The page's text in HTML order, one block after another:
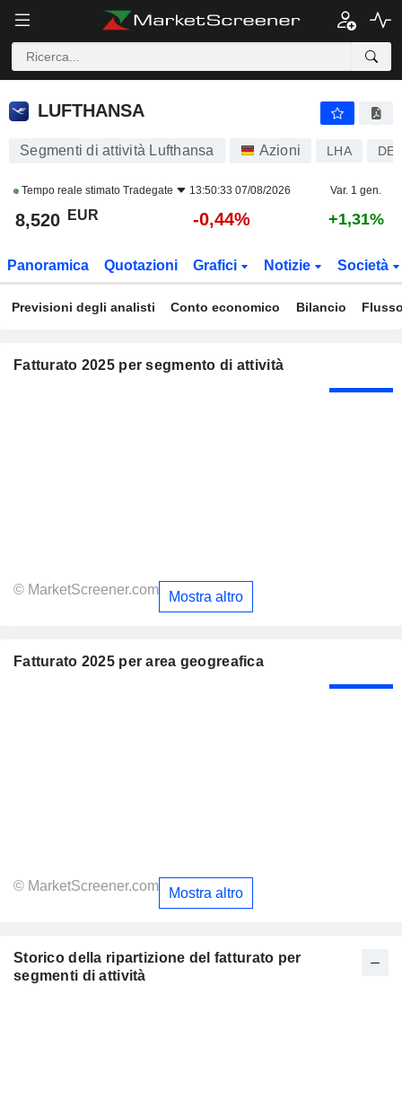
LUFTHANSA
LUFTHANSA
Segmenti di attività Lufthansa Azioni LHA
Tempo reale stimato Tradegate 13:50:33 07/08/2026 Var. 1 gen.
8,520 EUR -0,44% +1,31%
Panoramica Quotazioni Grafici Notizie Società
Previsioni degli analisti Conto economico Bilancio
Fatturato 2025 per segmento di attività
© MarketScreener.com Mostra altro
Fatturato 2025 per area geogreafica
© MarketScreener.com Mostra altro
Storico della ripartizione del fatturato per
segmenti di attività